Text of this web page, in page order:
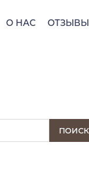
О НАС ОТЗЫВЫ